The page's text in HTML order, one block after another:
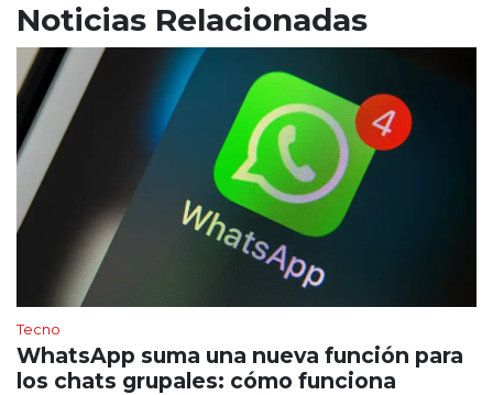
Noticias Relacionadas
Tecno
WhatsApp suma una nueva función para
los chats grupales: cómo funciona